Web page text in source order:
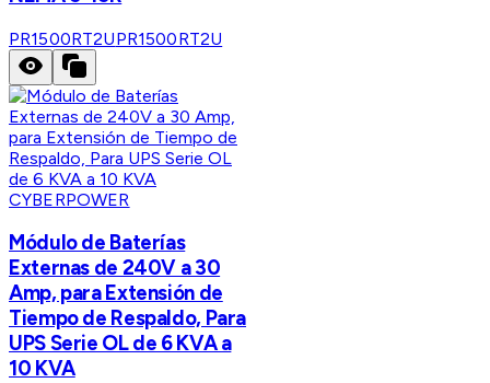
PR1500RT2UPR1500RT2U
CYBERPOWER
Módulo de Baterías
Externas de 240V a 30
Amp, para Extensión de
Tiempo de Respaldo, Para
UPS Serie OL de 6 KVA a
10 KVA